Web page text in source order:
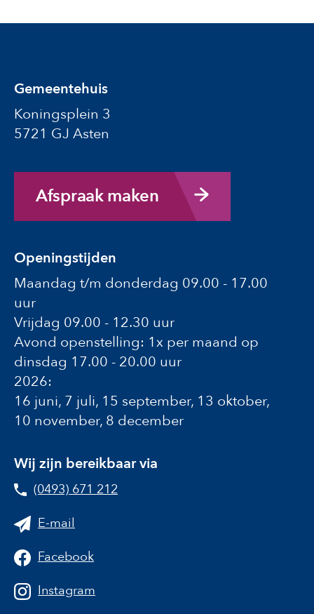
Gemeentehuis
Koningsplein 3
5721 GJ Asten
Afspraak maken
Openingstijden
Maandag t/m donderdag 09.00 - 17.00
uur
Vrijdag 09.00 - 12.30 uur
Avond openstelling: 1x per maand op
dinsdag 17.00 - 20.00 uur
2026:
16 juni, 7 juli, 15 september, 13 oktober,
10 november, 8 december
Wij zijn bereikbaar via
(0493) 671 212
E-mail
Facebook
Instagram